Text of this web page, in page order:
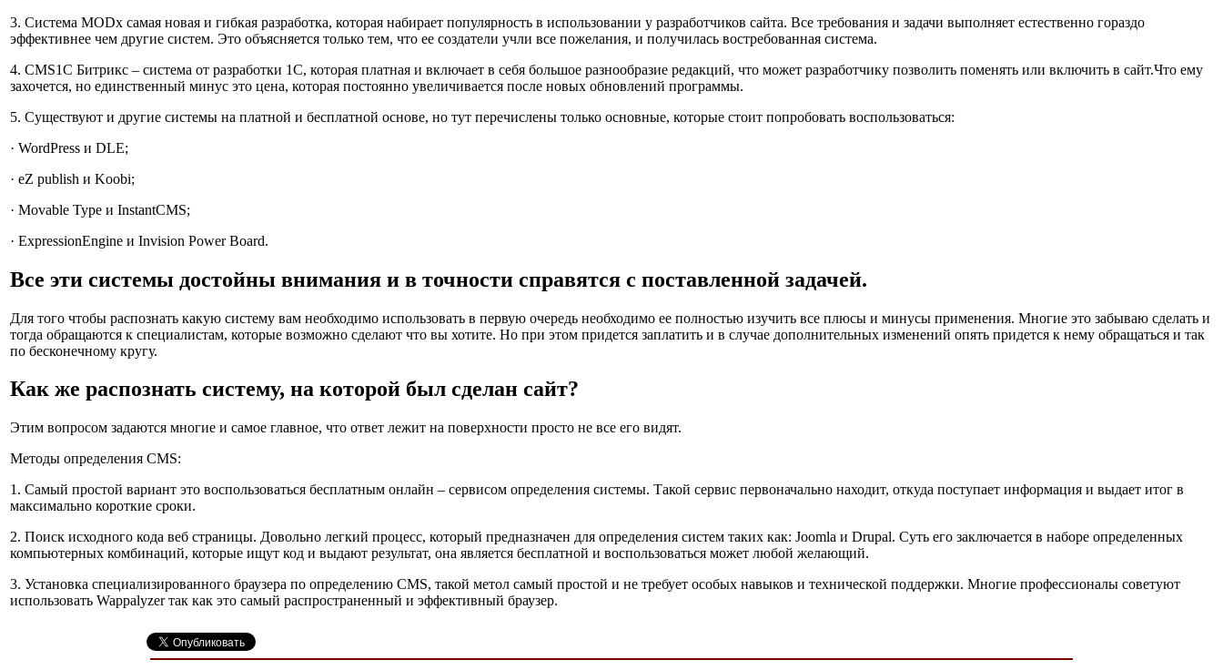
3. Система MODx самая новая и гибкая разработка, которая набирает популярность в использовании у разработчиков сайта. Все требования и задачи выполняет естественно гораздо
эффективнее чем другие систем. Это объясняется только тем, что ее создатели учли все пожелания, и получилась востребованная система.
4. CMS1C Битрикс – система от разработки 1С, которая платная и включает в себя большое разнообразие редакций, что может разработчику позволить поменять или включить в сайт.Что ему
захочется, но единственный минус это цена, которая постоянно увеличивается после новых обновлений программы.
5. Существуют и другие системы на платной и бесплатной основе, но тут перечислены только основные, которые стоит попробовать воспользоваться:
· WordPress и DLE;
· eZ publish и Koobi;
· Movable Type и InstantCMS;
· ExpressionEngine и Invision Power Board.
Все эти системы достойны внимания и в точности справятся с поставленной задачей.
Для того чтобы распознать какую систему вам необходимо использовать в первую очередь необходимо ее полностью изучить все плюсы и минусы применения. Многие это забываю сделать и
тогда обращаются к специалистам, которые возможно сделают что вы хотите. Но при этом придется заплатить и в случае дополнительных изменений опять придется к нему обращаться и так
по бесконечному кругу.
Как же распознать систему, на которой был сделан сайт?
Этим вопросом задаются многие и самое главное, что ответ лежит на поверхности просто не все его видят.
Методы определения CMS:
1. Самый простой вариант это воспользоваться бесплатным онлайн – сервисом определения системы. Такой сервис первоначально находит, откуда поступает информация и выдает итог в
максимально короткие сроки.
2. Поиск исходного кода веб страницы. Довольно легкий процесс, который предназначен для определения систем таких как: Joomla и Drupal. Суть его заключается в наборе определенных
компьютерных комбинаций, которые ищут код и выдают результат, она является бесплатной и воспользоваться может любой желающий.
3. Установка специализированного браузера по определению CMS, такой метол самый простой и не требует особых навыков и технической поддержки. Многие профессионалы советуют
использовать Wappalyzer так как это самый распространенный и эффективный браузер.